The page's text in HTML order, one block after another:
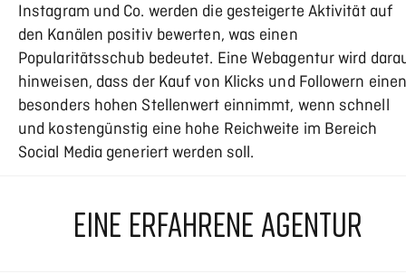
Instagram und Co. werden die gesteigerte Aktivität auf
den Kanälen positiv bewerten, was einen
Popularitätsschub bedeutet. Eine Webagentur wird
hinweisen, dass der Kauf von Klicks und Followern
besonders hohen Stellenwert einnimmt, wenn schnell
und kostengünstig eine hohe Reichweite im Bereich
Social Media generiert werden soll.
EINE ERFAHRENE AGENTUR